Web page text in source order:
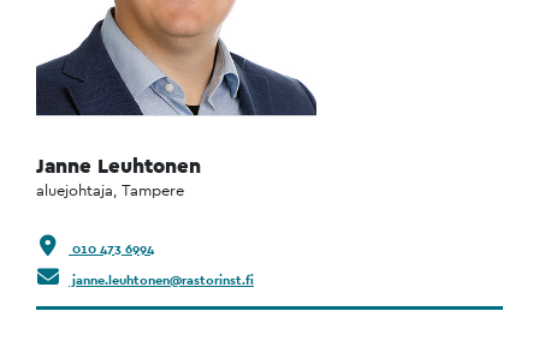
Janne Leuhtonen
aluejohtaja, Tampere
010 473 6994
janne.leuhtonen@rastorinst.fi